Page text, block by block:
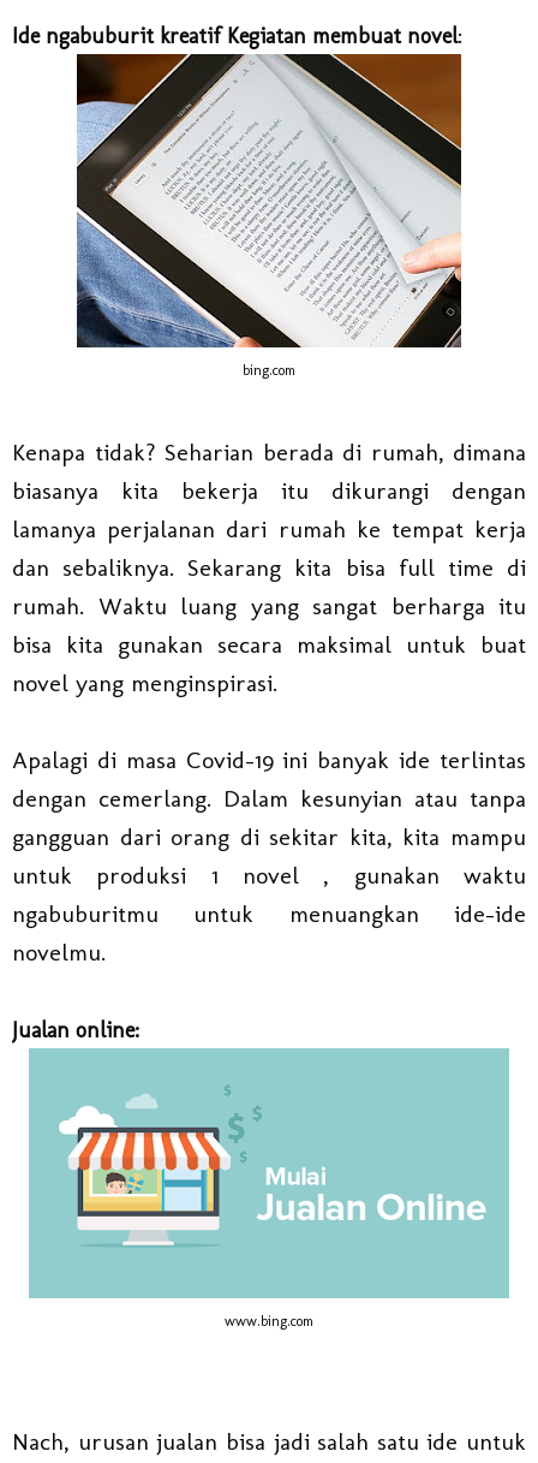
Ide ngabuburit kreatif Kegiatan membuat novel:
bing.com
Kenapa tidak? Seharian berada di rumah, dimana
biasanya kita bekerja itu dikurangi dengan
lamanya perjalanan dari rumah ke tempat kerja
dan sebaliknya. Sekarang kita bisa full time di
rumah. Waktu luang yang sangat berharga itu
bisa kita gunakan secara maksimal untuk buat
novel yang menginspirasi.
Apalagi di masa Covid-19 ini banyak ide terlintas
dengan cemerlang. Dalam kesunyian atau tanpa
gangguan dari orang di sekitar kita, kita mampu
untuk produksi 1 novel , gunakan waktu
ngabuburitmu untuk menuangkan ide-ide
novelmu.
Jualan online:
www.bing.com
Nach, urusan jualan bisa jadi salah satu ide untuk